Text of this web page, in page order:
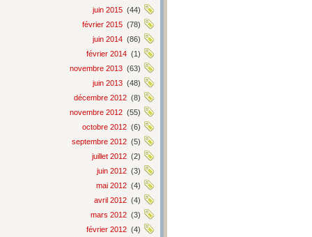
juin 2015 (44)
février 2015 (78)
juin 2014 (86)
février 2014 (1)
novembre 2013 (63)
juin 2013 (48)
décembre 2012 (8)
novembre 2012 (55)
octobre 2012 (6)
septembre 2012 (5)
juillet 2012 (2)
juin 2012 (3)
mai 2012 (4)
avril 2012 (4)
mars 2012 (3)
février 2012 (4)